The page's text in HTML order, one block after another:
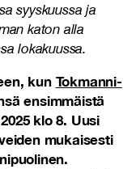
syyskuussa ja
katon alla
lokakuussa.
kun Tokmanni-
ensimmäistä
klo 8. Uusi
mukaisesti